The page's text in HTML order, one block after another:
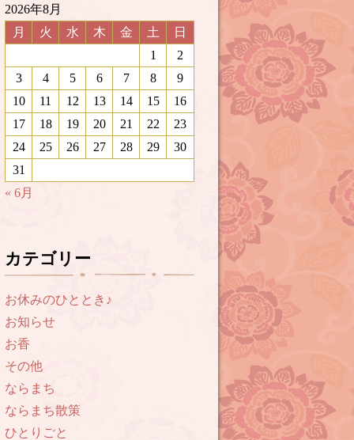
2026年8月
月
火 水 木 金 土
日
1
2
3
4 5 6 7 8
9
10
11 12 13 14 15
16
17
18 19 20 21 22
23
24
25 26 27 28 29
30
31
« 6月
カテゴリー
お休みのひととき♪
お知らせ
お香
その他
ならまち
ならまち散策
ひとりごと